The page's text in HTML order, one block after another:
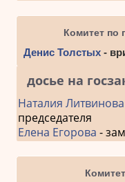
Комитет по
Денис Толстых-
досье на
Наталия Литвинова
председателя
Елена Егорова -